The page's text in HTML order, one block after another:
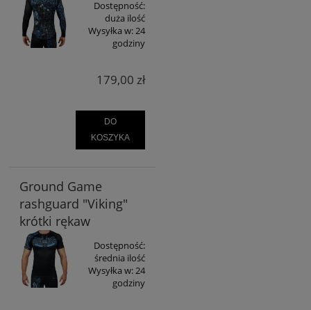
Dostępność:
duża ilość
Wysyłka w:24
godziny
179,00 zł
DO
KOSZYKA
Ground Game
rashguard "Viking"
krótki rękaw
Dostępność:
średnia ilość
Wysyłka w:24
godziny